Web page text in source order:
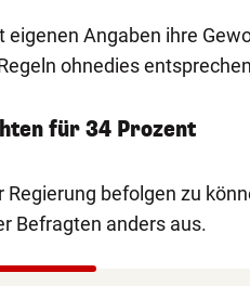
eigenen Angaben ihre
ohnedies
für 34 Prozent
Regierung befolgen zu
Befragten anders aus.